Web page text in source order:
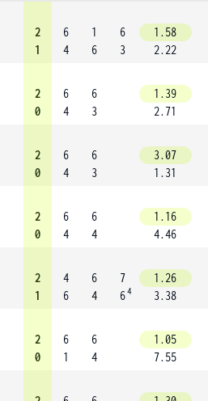
2
1
6
4
1
6
6
3
1.58
2.22
2
0
6
4
6
3
1.39
2.71
2
0
6
4
6
3
3.07
1.31
2
0
6
4
6
4
1.16
4.46
2
1
4
6
6
4
7
64
1.26
3.38
2
0
6
1
6
4
1.05
7.55